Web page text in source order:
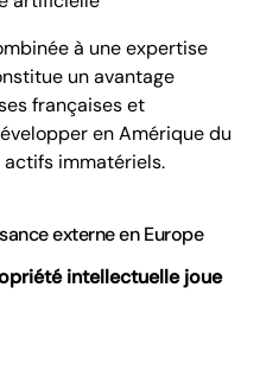
à une expertise
un avantage
françaises et
en Amérique du
immatériels.
externe en Europe
intellectuelle joue